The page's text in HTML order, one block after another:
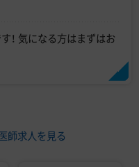
！ 気になる方はまずはお
師求人を見る